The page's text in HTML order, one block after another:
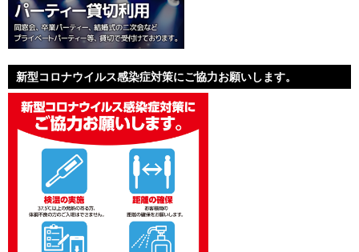
新型コロナウイルス感染症対策にご協力お願いします。